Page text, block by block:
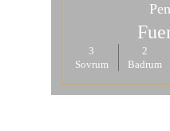
3
Sovrum
2
Badrum